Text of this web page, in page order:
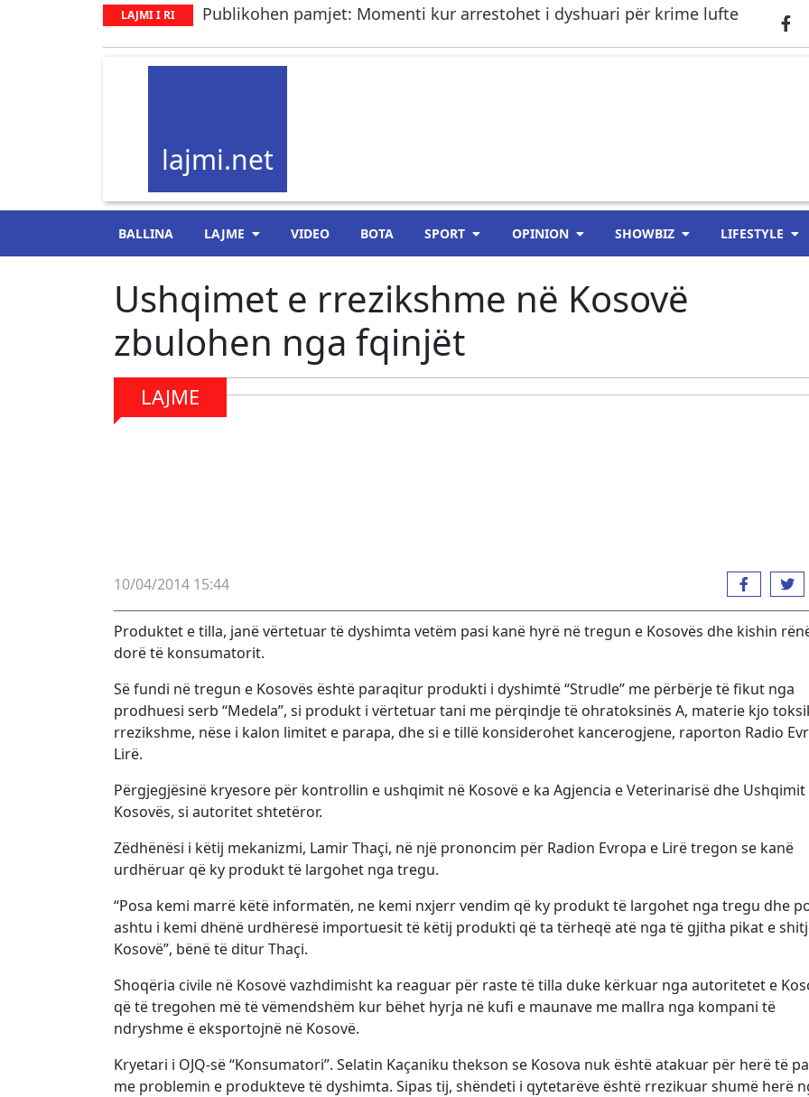
LAJMI I RI Publikohen pamjet: Momenti kur arrestohet i dyshuari për krime lufte
lajmi.net
BALLINA LAJME VIDEO BOTA SPORT OPINION SHOWBIZ LIFESTYLE
Ushqimet e rrezikshme në Kosovë
zbulohen nga fqinjët
LAJME
10/04/2014 15:44
Produktet e tilla, janë vërtetuar të dyshimta vetëm pasi kanë hyrë në tregun e Kosovës dhe kishin
dorë të konsumatorit.
Së fundi në tregun e Kosovës është paraqitur produkti i dyshimtë “Strudle” me përbërje të fikut nga
prodhuesi serb “Medela”, si produkt i vërtetuar tani me përqindje të ohratoksinës A, materie kjo
rrezikshme, nëse i kalon limitet e parapa, dhe si e tillë konsiderohet kancerogjene, raporton Radio
Lirë.
Përgjegjësinë kryesore për kontrollin e ushqimit në Kosovë e ka Agjencia e Veterinarisë dhe Ushqimit
Kosovës, si autoritet shtetëror.
Zëdhënësi i këtij mekanizmi, Lamir Thaçi, në një prononcim për Radion Evropa e Lirë tregon se kanë
urdhëruar që ky produkt të largohet nga tregu.
“Posa kemi marrë këtë informatën, ne kemi nxjerr vendim që ky produkt të largohet nga tregu dhe
ashtu i kemi dhënë urdhëresë importuesit të këtij produkti që ta tërheqë atë nga të gjitha pikat e
Kosovë”, bënë të ditur Thaçi.
Shoqëria civile në Kosovë vazhdimisht ka reaguar për raste të tilla duke kërkuar nga autoritetet e
që të tregohen më të vëmendshëm kur bëhet hyrja në kufi e maunave me mallra nga kompani të
ndryshme ë eksportojnë në Kosovë.
Kryetari i OJQ-së “Konsumatori”. Selatin Kaçaniku thekson se Kosova nuk është atakuar për herë të
me problemin e produkteve të dyshimta. Sipas tij, shëndeti i qytetarëve është rrezikuar shumë herë